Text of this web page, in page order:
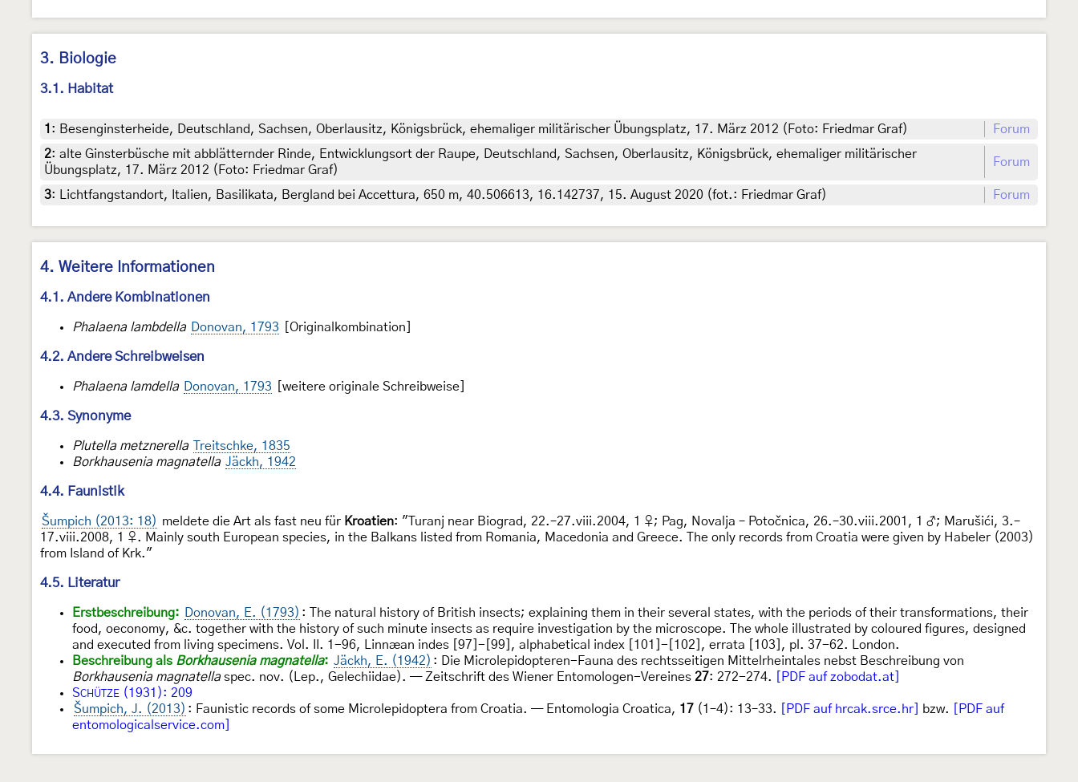
3. Biologie
3.1. Habitat
1 : Besenginsterheide, Deutschland, Sachsen, Oberlausitz, Königsbrück, ehemaliger militärischer Übungsplatz, 17. März 2012 (Foto: Friedmar Graf)
Forum
2: alte Ginsterbüsche mit abblätternder Rinde, Entwicklungsort der Raupe, Deutschland, Sachsen, Oberlausitz, Königsbrück, ehemaliger militärischer
Übungsplatz, 17. März 2012 (Foto: Friedmar Graf)
Forum
3: Lichtfangstandort, Italien, Basilikata, Bergland bei Accettura, 650 m, 40.506613, 16.142737, 15. August 2020 (fot.: Friedmar Graf) Forum
4. Weitere Informationen
4.1. Andere Kombinationen
Phalaena lambdella Donovan, 1793 [Originalkombination]
4.2. Andere Schreibweisen
Phalaena lamdella Donovan, 1793 [weitere originale Schreibweise]
4.3. Synonyme
Plutella metznerella
Treitschke, 1835
Borkhausenia magnatella Jäckh, 1942
4.4. Faunistik
Šumpich (2013: 18) meldete die Art als fast neu für Kroatien: "Turanj near Biograd, 22.–27.viii.2004, 1 ♀; Pag, Novalja – Potočnica, 26.–30.viii.2001, 1 ♂; Marušići, 3.–
17.viii.2008, 1 ♀. Mainly south European species, in the Balkans listed from Romania, Macedonia and Greece. The only records from Croatia were given by Habeler (2003)
from Island of Krk."
4.5. Literatur
Erstbeschreibung: Donovan, E. (1793) : The natural history of British insects; explaining them in their several states, with the periods of their transformations, their
food, oeconomy, &c. together with the history of such minute insects as require investigation by the microscope. The whole illustrated by coloured figures, designed
and executed from living specimens. Vol. II. 1-96, Linnæan indes [97]-[99], alphabetical index [101]-[102], errata [103], pl. 37-62. London.
Beschreibung als Borkhausenia magnatella: Jäckh, E. (1942) : Die Microlepidopteren-Fauna des rechtsseitigen Mittelrheintales nebst Beschreibung von
Borkhausenia magnatellaspec. nov. (Lep., Gelechiidae). — Zeitschrift des Wiener Entomologen-Vereines 27: 272-274.
[PDF auf zobodat.at]
SCHÜTZE (1931): 209
Šumpich, J. (2013) : Faunistic records of some Microlepidoptera from Croatia. — Entomologia Croatica, 17 (1–4): 13–33. [PDF auf hrcak.srce.hr] bzw.
[PDF auf
entomologicalservice.com]